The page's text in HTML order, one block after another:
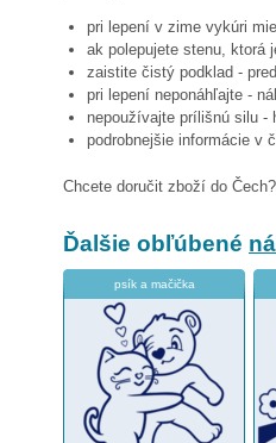
pri lepení v zime vykúri
ak polepujete stenu, ktorá
zaistite čistý podklad -
pri lepení neponáhľajte -
nepoužívajte prílišnú silu -
podrobnejšie informácie v
Chcete doručit zboží do
Ďalšie obľúbené
psík a mačička